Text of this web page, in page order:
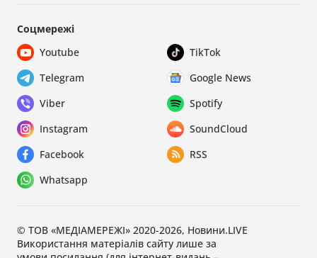
Соцмережі
Youtube
TikTok
Telegram
Google News
Viber
Spotify
Instagram
SoundCloud
Facebook
RSS
Whatsapp
© ТОВ «МЕДІАМЕРЕЖІ» 2020-2026, Новини.LIVE
Використання матеріалів сайту лише за